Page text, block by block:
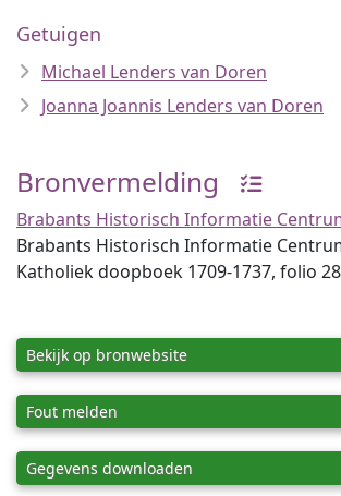
Getuigen
Michael Lenders van Doren
Joanna Joannis Lenders van Doren
Bronvermelding
Brabants Historisch Informatie
Brabants Historisch Informatie
Katholiek doopboek 1709-1737, folio
Bekijk op bronwebsite
Fout melden
Gegevens downloaden